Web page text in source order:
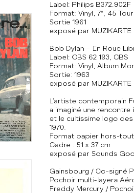
Label: Philips ‎B372.902F
Format: Vinyl, 7″, 45
Sortie 1961
exposé par MUZIKARTE
Bob Dylan ‎– En Roue
Label: CBS ‎62 193, CBS
Format: Vinyl, Album
Sortie: 1963
exposé par MUZIKARTE
L’artiste contemporain
a imaginé une
et le cultissime logo
1970.
Format papier hors-tout
Cadre : 51 x 37 cm
exposé par Sounds
Gainsbourg / Co-signé
Pochoir multi-layera
Freddy Mercury /